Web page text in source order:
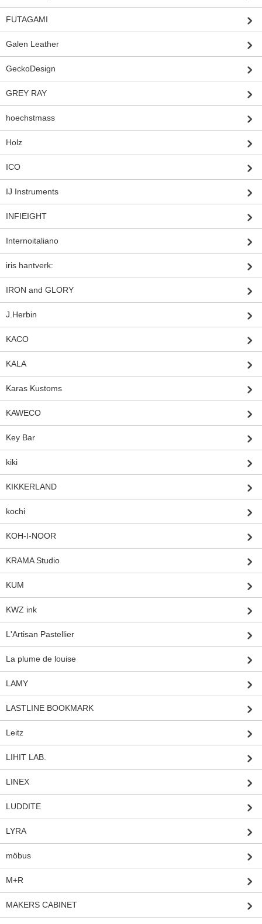
FUTAGAMI
Galen Leather
GeckoDesign
GREY RAY
hoechstmass
Holz
ICO
IJ Instruments
INFIEIGHT
Internoitaliano
iris hantverk:
IRON and GLORY
J.Herbin
KACO
KALA
Karas Kustoms
KAWECO
Key Bar
kiki
KIKKERLAND
kochi
KOH-I-NOOR
KRAMA Studio
KUM
KWZ ink
L'Artisan Pastellier
La plume de louise
LAMY
LASTLINE BOOKMARK
Leitz
LIHIT LAB.
LINEX
LUDDITE
LYRA
möbus
M+R
MAKERS CABINET